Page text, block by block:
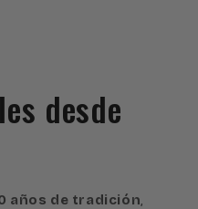
desde
años de tradición,